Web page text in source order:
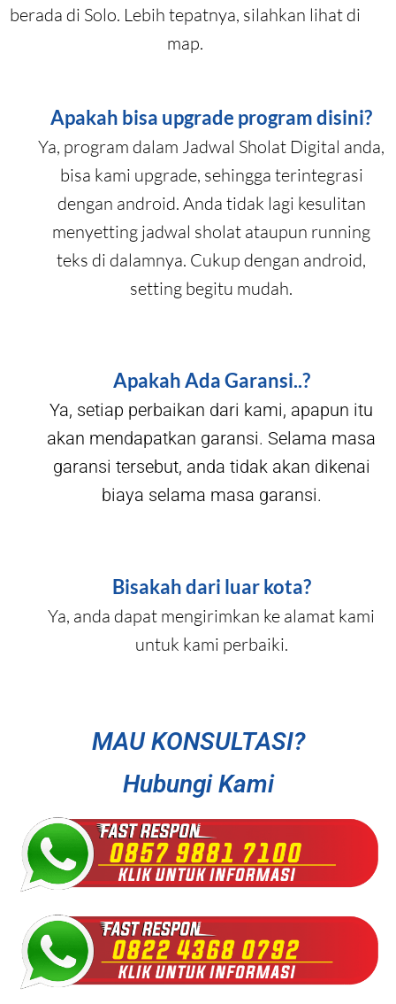
berada di Solo. Lebih tepatnya, silahkan lihat di
map.
Apakah bisa upgrade program disini?
Ya, program dalam Jadwal Sholat Digital anda,
bisa kami upgrade, sehingga terintegrasi
dengan android. Anda tidak lagi kesulitan
menyetting jadwal sholat ataupun running
teks di dalamnya. Cukup dengan android,
setting begitu mudah.
Apakah Ada Garansi..?
Ya, setiap perbaikan dari kami, apapun itu
akan mendapatkan garansi. Selama masa
garansi tersebut, anda tidak akan dikenai
biaya selama masa garansi.
Bisakah dari luar kota?
Ya, anda dapat mengirimkan ke alamat kami
untuk kami perbaiki.
MAU KONSULTASI?
Hubungi Kami